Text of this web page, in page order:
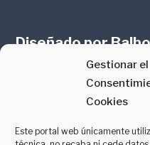
Gestionar el
Cookies
Este portal web únicamente
Diseñado por
online en Zaragoza